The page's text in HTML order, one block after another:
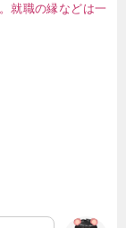
就職の縁などは一